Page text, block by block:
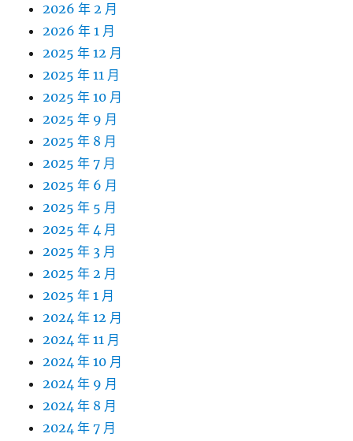
2026 年 2 月
2026 年 1 月
2025 年 12 月
2025 年 11 月
2025 年 10 月
2025 年 9 月
2025 年 8 月
2025 年 7 月
2025 年 6 月
2025 年 5 月
2025 年 4 月
2025 年 3 月
2025 年 2 月
2025 年 1 月
2024 年 12 月
2024 年 11 月
2024 年 10 月
2024 年 9 月
2024 年 8 月
2024 年 7 月